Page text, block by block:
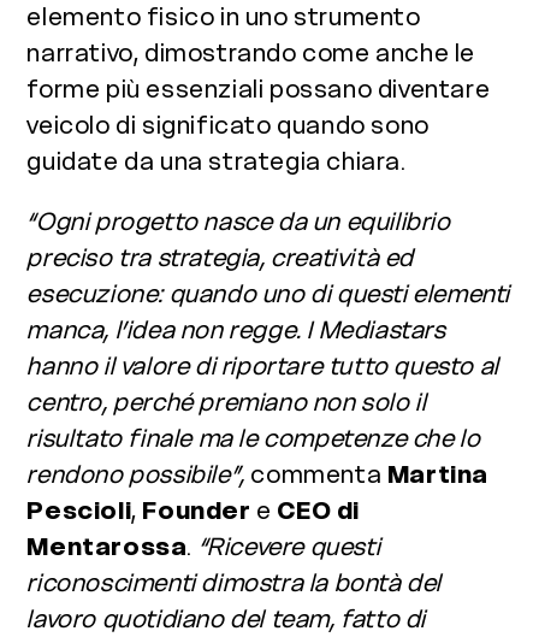
elemento fisico in uno strumento
narrativo, dimostrando come anche le
forme più essenziali possano diventare
veicolo di significato quando sono
guidate da una strategia chiara.
“Ogni progetto nasce da un equilibrio
preciso tra strategia, creatività ed
esecuzione: quando uno di questi elementi
manca, l’idea non regge. I Mediastars
hanno il valore di riportare tutto questo al
centro, perché premiano non solo il
risultato finale ma le competenze che lo
rendono possibile”, commenta Martina
Pescioli, Founder e CEO di
Mentarossa. “Ricevere questi
riconoscimenti dimostra la bontà del
lavoro quotidiano del team, fatto di